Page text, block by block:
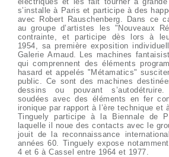
s’installe à Paris et participe à des
avec Robert Rauschenberg. Dans ce
au groupe d’artistes les "Nouveaux
contrainte, et participe dès lors à
1954, sa première exposition
Galerie Arnaud. Les machines
qui comprennent des éléments
hasard et appelés "Métamatics"
public. Ce sont des machines
dessins ou pouvant
soudées avec des éléments en fer
ironique par rapport à l’ère technique et
Tinguely participe à la Biennale de
laquelle il noue des contacts avec le
jouit de la reconnaissance
années 60. Tinguely expose
4 et 6 à Cassel entre 1964 et 1977.